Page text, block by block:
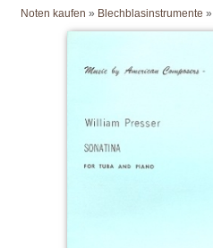
Noten kaufen » Blechblasinstrumente »